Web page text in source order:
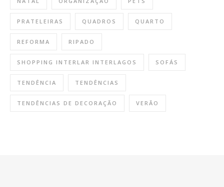
PRATELEIRAS QUADROS QUARTO
REFORMA RIPADO
SHOPPING INTERLAR INTERLAGOS SOFÁS
TENDÊNCIA TENDÊNCIAS
TENDÊNCIAS DE DECORAÇÃO VERÃO